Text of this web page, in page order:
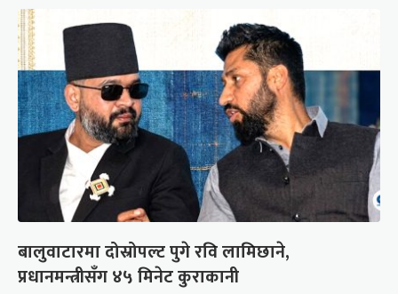
बालुवाटारमा दोस्रोपल्ट पुगे रवि लामिछाने,
प्रधानमन्त्रीसँग ४५ मिनेट कुराकानी